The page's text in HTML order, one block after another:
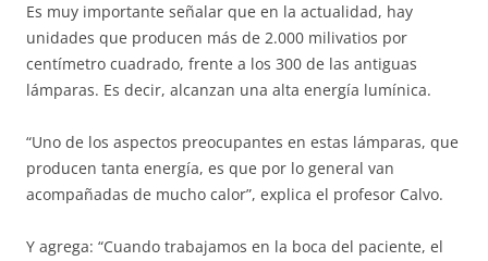
Es muy importante señalar que en la actualidad, hay
unidades que producen más de 2.000 milivatios por
centímetro cuadrado, frente a los 300 de las antiguas
lámparas. Es decir, alcanzan una alta energía lumínica.
“Uno de los aspectos preocupantes en estas lámparas, que
producen tanta energía, es que por lo general van
acompañadas de mucho calor”, explica el profesor Calvo.
Y agrega: “Cuando trabajamos en la boca del paciente, el